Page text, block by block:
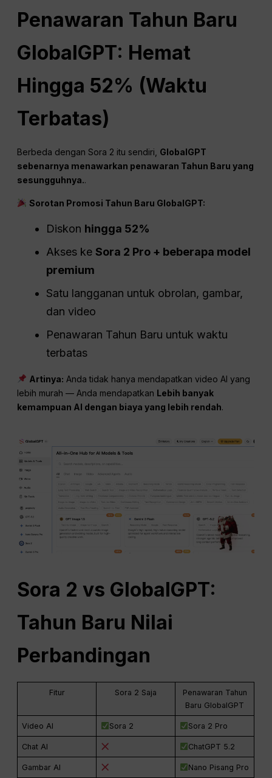
Penawaran Tahun Baru
GlobalGPT: Hemat
Hingga 52% (Waktu
Terbatas)
Berbeda dengan Sora 2 itu sendiri, GlobalGPT
sebenarnya menawarkan penawaran Tahun Baru yang
sesungguhnya..
Sorotan Promosi Tahun Baru GlobalGPT:
Diskon hingga 52%
Akses keSora 2 Pro + beberapa model
premium
Satu langganan untuk obrolan, gambar,
dan video
Penawaran Tahun Baru untuk waktu
terbatas
Artinya: Anda tidak hanya mendapatkan video AI yang
lebih murah — Anda mendapatkan Lebih banyak
kemampuan AI dengan biaya yang lebih rendah.
Sora 2 vs GlobalGPT:
Tahun Baru Nilai
Perbandingan
Fitur Sora 2 Saja
Penawaran Tahun
Baru GlobalGPT
Video AI Sora 2 Sora 2 Pro
Chat AI ChatGPT 5.2
Gambar AI Nano Pisang Pro